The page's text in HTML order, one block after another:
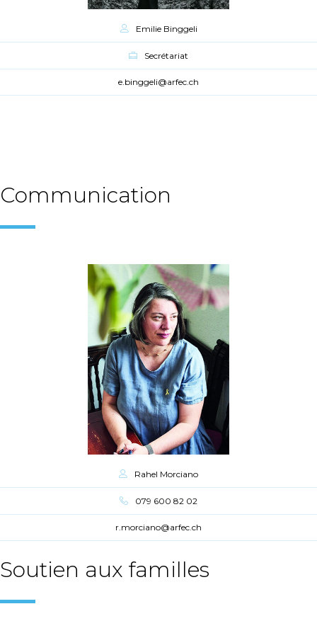
Emilie Binggeli
Secrétariat
e.binggeli@arfec.ch
Communication
Rahel Morciano
079 600 82 02
r.morciano@arfec.ch
Soutien aux familles